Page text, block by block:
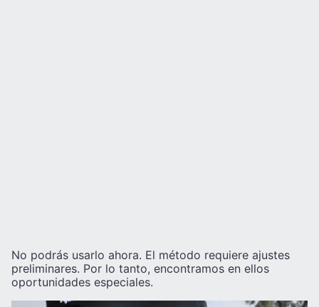
No podrás usarlo ahora. El método requiere ajustes
preliminares. Por lo tanto, encontramos en ellos
oportunidades especiales.